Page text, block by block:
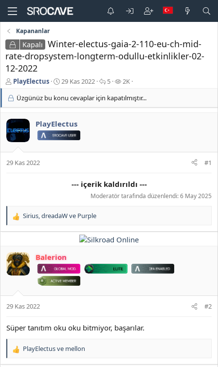
Kapananlar
Kapalı Winter-electus-gaia-2-110-eu-ch-mid-
rate-dropsystem-longterm-odullu-etkinlikler-02-
12-2022
K
n
b
y
u
b
ş
PlayElectus
B
ş
l
n
g
ı
ç
29 Kas 2022
C
v
a
5
G
r
ü
e
2K
Üzgünüz bu konu cevaplar için kapatılmıştır...
PlayElectus
29 Kas 2022 #1
--- içerik kaldırıldı ---
Moderatör tarafında düzenlendi:6 May 2025
T
i
l
e
Sirius dreadaWve Purple
Balerion
29 Kas 2022 #2
Süper tanıtım oku oku bitmiyor, başarılar.
T
PlayElectusve mellon